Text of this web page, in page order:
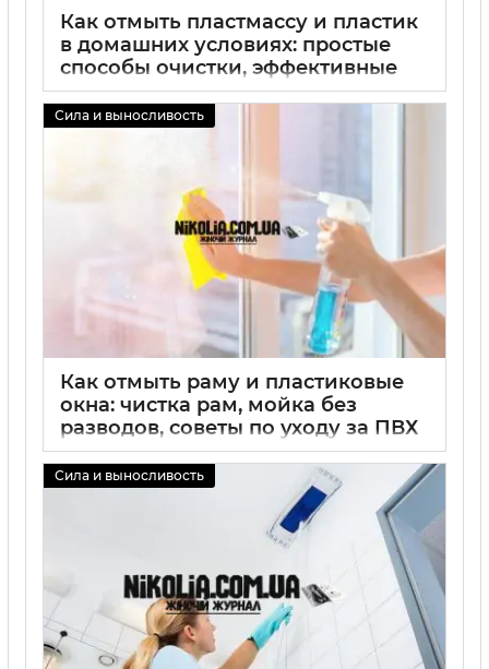
Как отмыть пластмассу и пластик
в домашних условиях: простые
способы очистки, эффективные
методы удаления пятен и советы
02 09 2025 0
Сила и выносливость
Как отмыть раму и пластиковые
окна: чистка рам, мойка без
разводов, советы по уходу за ПВХ
Сила и выносливость